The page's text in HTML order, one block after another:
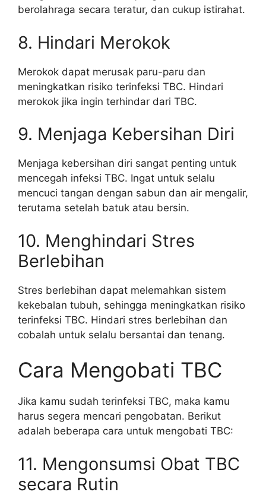
berolahraga secara teratur, dan cukup istirahat.
8. Hindari Merokok
Merokok dapat merusak paru-paru dan
meningkatkan risiko terinfeksi TBC. Hindari
merokok jika ingin terhindar dari TBC.
9. Menjaga Kebersihan Diri
Menjaga kebersihan diri sangat penting untuk
mencegah infeksi TBC. Ingat untuk selalu
mencuci tangan dengan sabun dan air mengalir,
terutama setelah batuk atau bersin.
10. Menghindari Stres
Berlebihan
Stres berlebihan dapat melemahkan sistem
kekebalan tubuh, sehingga meningkatkan risiko
terinfeksi TBC. Hindari stres berlebihan dan
cobalah untuk selalu bersantai dan tenang.
Cara Mengobati TBC
Jika kamu sudah terinfeksi TBC, maka kamu
harus segera mencari pengobatan. Berikut
adalah beberapa cara untuk mengobati TBC:
11. Mengonsumsi Obat TBC
secara Rutin